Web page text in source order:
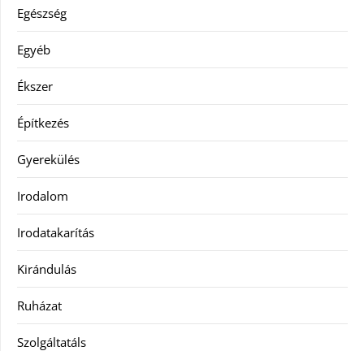
Egészség
Egyéb
Ékszer
Építkezés
Gyerekülés
Irodalom
Irodatakarítás
Kirándulás
Ruházat
Szolgáltatáls